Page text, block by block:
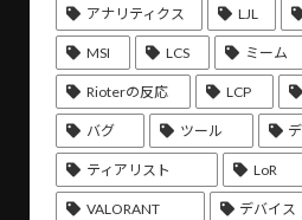
アナリティクス LJL
MSI LCS ミーム
Rioterの反応 LCP
バグ ツール
ティアリスト LoR
VALORANT デバイス